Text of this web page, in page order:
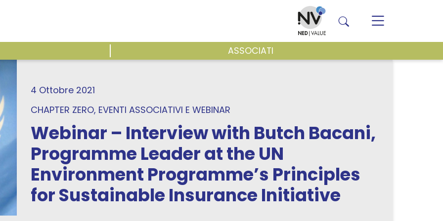
ASSOCIATI
4 Ottobre 2021
CHAPTER ZERO, EVENTI ASSOCIATIVI E WEBINAR
Webinar – Interview with Butch Bacani,
Programme Leader at the UN
Environment Programme’s Principles
for Sustainable Insurance Initiative